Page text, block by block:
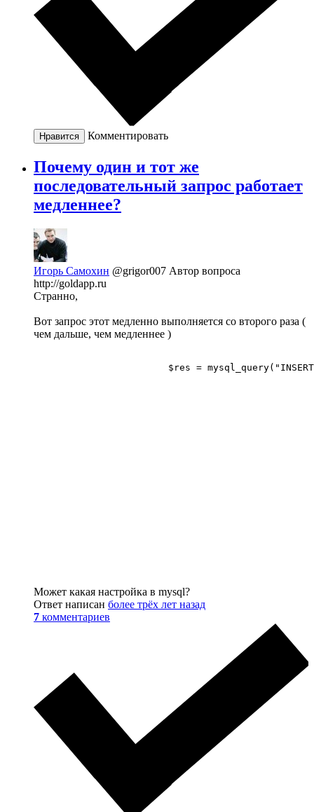
Нравится Комментировать
Почему один и тот же
последовательный запрос работает
медленнее?
Игорь Самохин @grigor007 Автор вопроса
http://goldapp.ru
Странно,
Вот запрос этот медленно выполняется со второго раза (
чем дальше, чем медленнее )
Может какая настройка в mysql?
Ответ написан более трёх лет назад
7 комментариев